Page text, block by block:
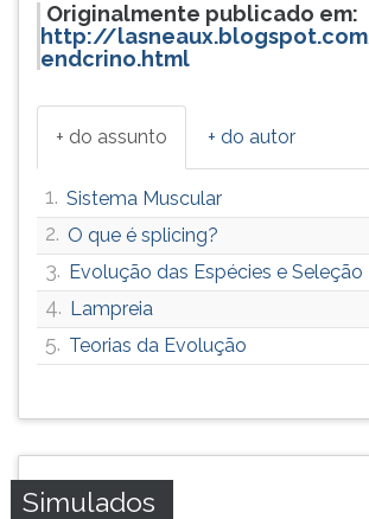
Originalmente publicado em:
http://
endcrino.html
+ do assunto + do autor
1. Sistema Muscular
2. O que é splicing?
3. Evolução das Espécies e Seleção
4. Lampreia
5. Teorias da Evolução
Simulados